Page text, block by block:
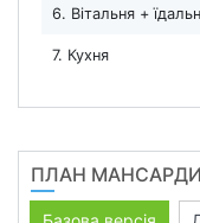
6. Вітальня +
7. Кухня
ПЛАН МАНСАРДИ